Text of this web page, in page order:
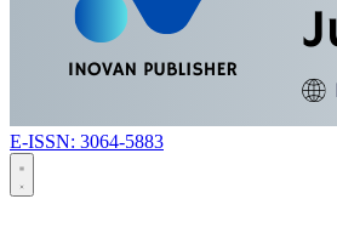
E-ISSN: 3064-5883